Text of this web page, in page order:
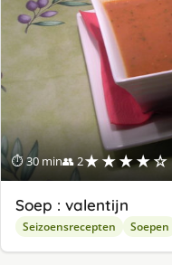
⏱ 30 min👥 2★★★★☆
Soep : valentijn
Seizoensrecepten Soepen